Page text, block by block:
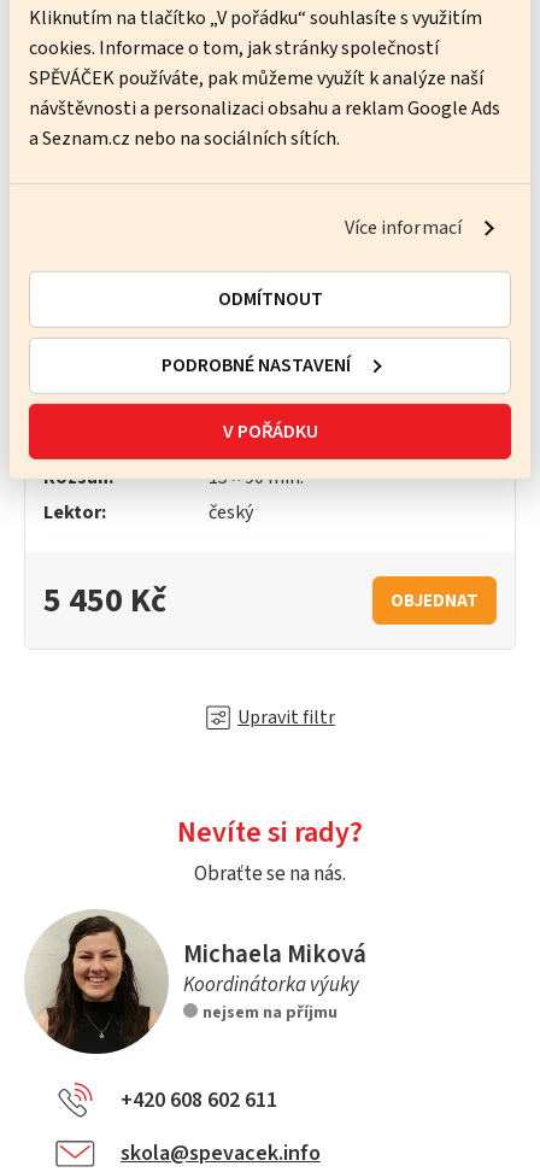
Kliknutím na tlačítko „V pořádku“ souhlasíte s využitím
cookies. Informace o tom, jak stránky společností
SPĚVÁČEK používáte, pak můžeme využít k analýze naší
návštěvnosti a personalizaci obsahu a reklam Google Ads
a Seznam.cz nebo na sociálních sítích.
Více informací
V POŘÁDKU
PODROBNÉ NASTAVENÍ
ODMÍTNOUT
Lektor: český
5 950 Kč OBJEDNAT
NÁMĚSTÍ MÍRU
Čas: Po,18:40–20:10
5. 10. – 8. 2.
Rozsah:
15 ×90min.
Lektor:
český
5 450 Kč OBJEDNAT
Upravit filtr
Nevíte si rady?
Obraťte se na nás.
Michaela Miková
Koordinátorka výuky
nejsem na příjmu
+420 608 602 611
skola@spevacek.info